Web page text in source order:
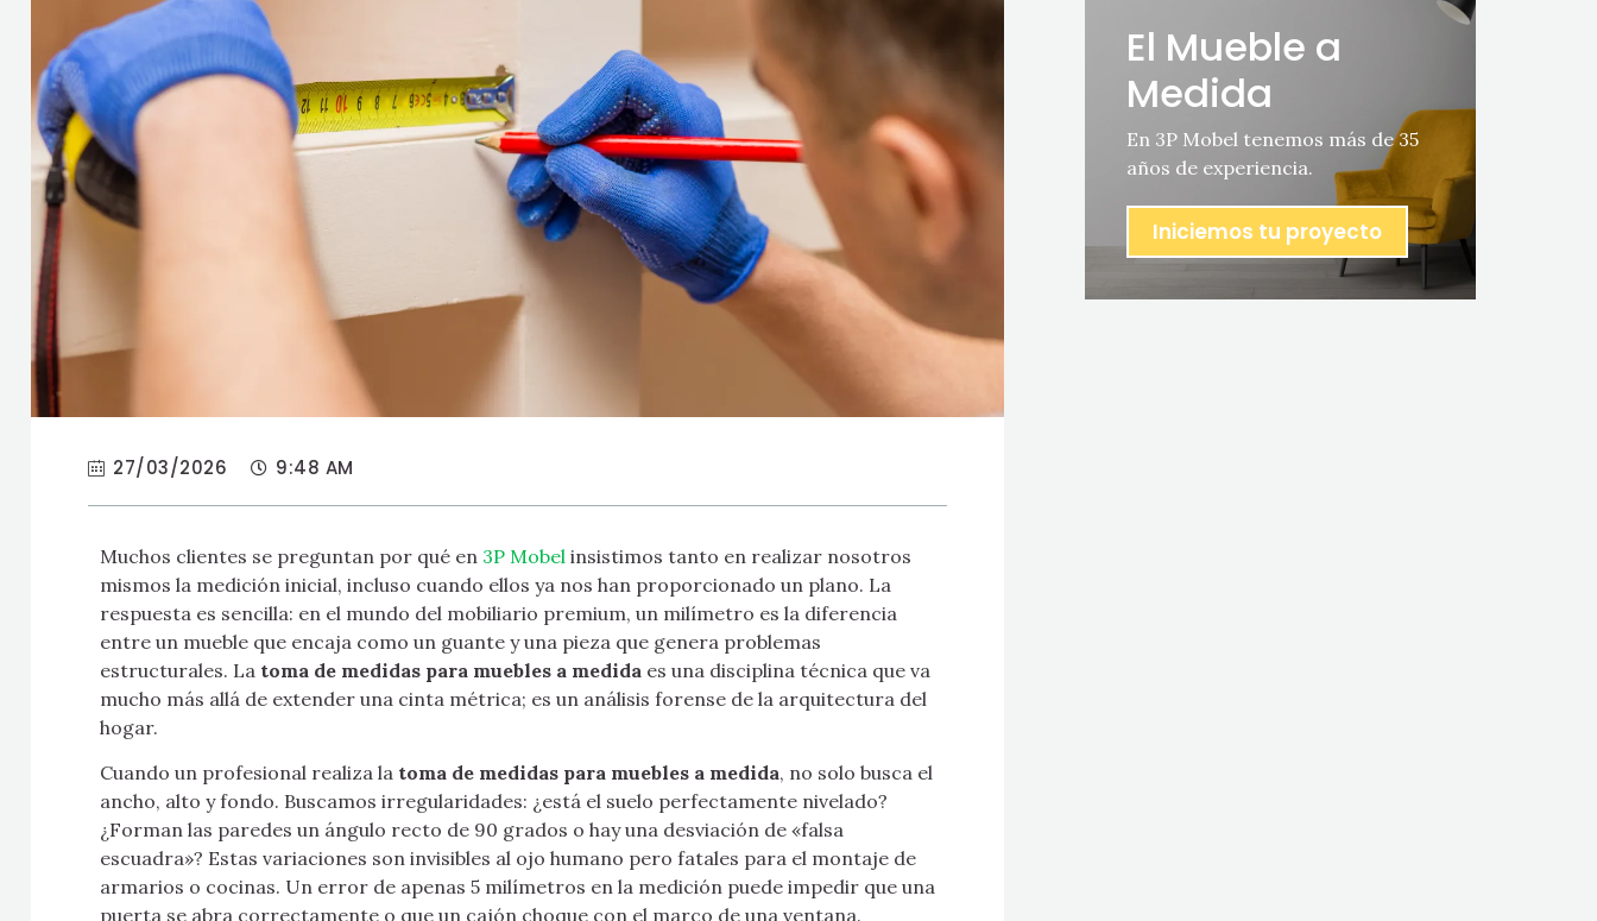
27/03/2026 9:48 AM
Muchos clientes se preguntan por qué en 3P Mobel insistimos tanto en realizar nosotros
mismos la medición inicial, incluso cuando ellos ya nos han proporcionado un plano. La
respuesta es sencilla: en el mundo del mobiliario premium, un milímetro es la diferencia
entre un mueble que encaja como un guante y una pieza que genera problemas
estructurales. La toma de medidas para muebles a medida es una disciplina técnica que va
mucho más allá de extender una cinta métrica; es un análisis forense de la arquitectura del
hogar.
Cuando un profesional realiza la toma de medidas para muebles a medida, no solo busca el
ancho, alto y fondo. Buscamos irregularidades: ¿está el suelo perfectamente nivelado?
¿Forman las paredes un ángulo recto de 90 grados o hay una desviación de «falsa
escuadra»? Estas variaciones son invisibles al ojo humano pero fatales para el montaje de
armarios o cocinas. Un error de apenas 5 milímetros en la medición puede impedir que una
puerta se abra correctamente o que un cajón choque con el marco de una ventana.
El Mueble a
Medida
En 3P Mobel tenemos más de 35
años de experiencia.
Iniciemos tu proyecto